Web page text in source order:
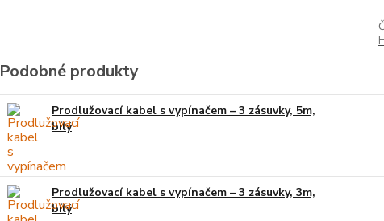
Podobné produkty
Prodlužovací kabel s vypínačem – 3 zásuvky, 5m,
bílý
Prodlužovací kabel s vypínačem – 3 zásuvky, 3m,
bílý